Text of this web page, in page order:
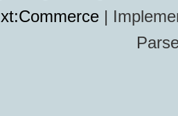
xt:Commerce |